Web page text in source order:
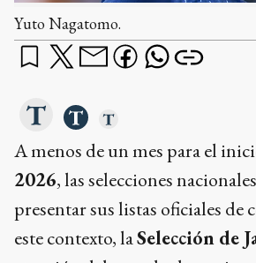
Yuto Nagatomo.
A menos de un mes para el
2026, las selecciones
presentar sus listas oficiales de
este contexto, laSelección de